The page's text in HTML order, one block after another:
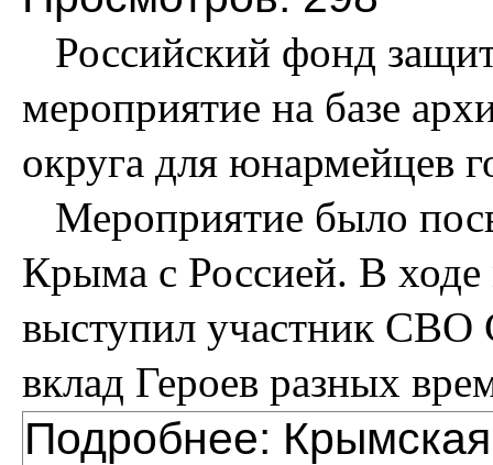
Российский фонд
мероприятие на базе
округа для юнармейцев
Мероприятие было
Крыма с Россией. В
выступил участник СВО
вклад Героев разных
Подробнее: